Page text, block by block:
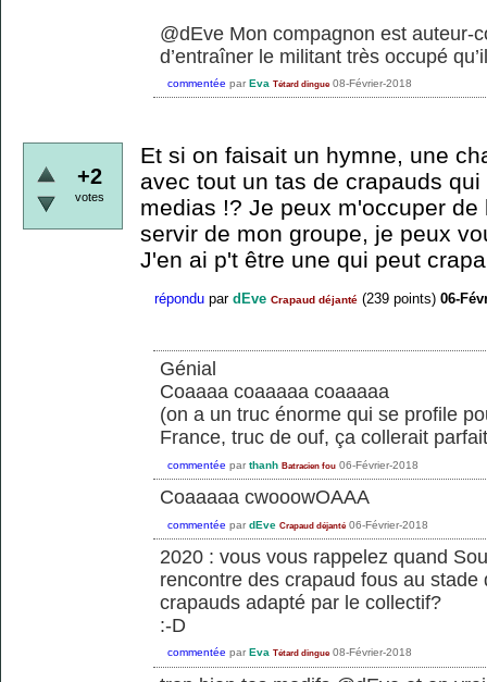
@dEve Mon compagnon est auteur-
d’entraîner le militant très occupé
commentée par Eva Tétard dingue 08-Février-2018
+2
votes
Et si on faisait un hymne, une
avec tout un tas de crapauds
medias !? Je peux m'occuper
servir de mon groupe, je peux
J'en ai p't être une qui peut
répondu par dEve Crapaud déjanté (239 points) 06-
Génial
Coaaaa coaaaaa coaaaaa
(on a un truc énorme qui se profile
France, truc de ouf, ça collerait
commentée par thanh Batracien fou 06-Février-2018
Coaaaaa cwooowOAAA
commentée par dEve Crapaud déjanté 06-Février-2018
2020 : vous vous rappelez quand
rencontre des crapaud fous au
crapauds adapté par le collectif?
:-D
commentée par Eva Tétard dingue 08-Février-2018